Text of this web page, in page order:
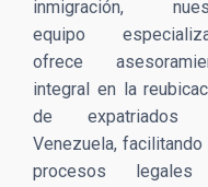
inmigración,
equipo
ofrece
integral en la
de expatriados
Venezuela, facilitando
procesos